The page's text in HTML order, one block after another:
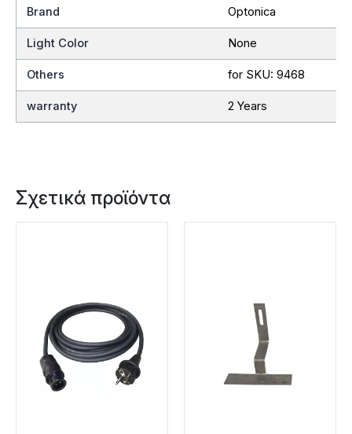
Brand Optonica
Light Color None
Others for SKU: 9468
warranty 2 Years
Σχετικά προϊόντα